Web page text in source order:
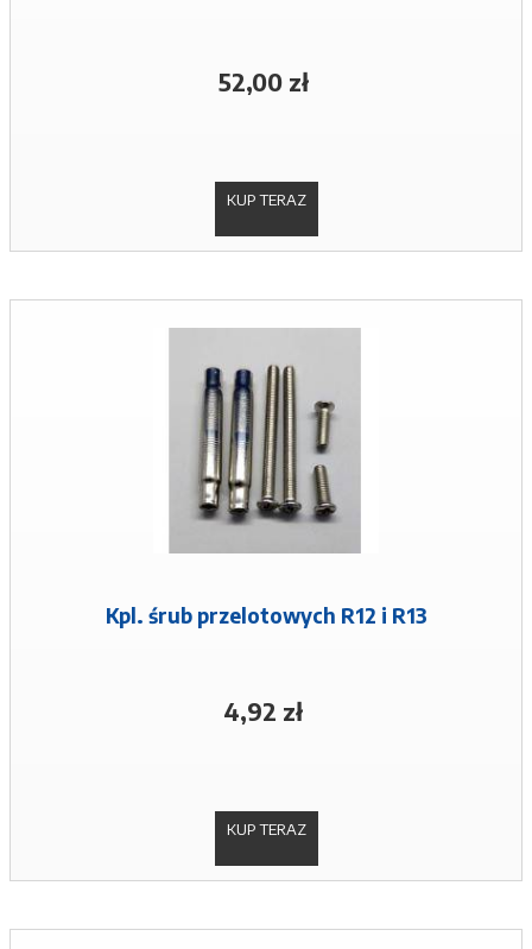
52,00 zł
KUP TERAZ
Kpl. śrub przelotowych R12 i R13
4,92 zł
KUP TERAZ